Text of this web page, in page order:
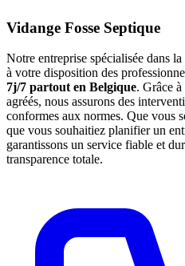
Vidange Fosse Septique
Notre entreprise spécialisée dans la
à votre disposition des
7j/7 partout en Belgique. Grâce
agréés, nous assurons des
conformes aux normes. Que vous
que vous souhaitiez planifier un
garantissons un service fiable et
transparence totale.